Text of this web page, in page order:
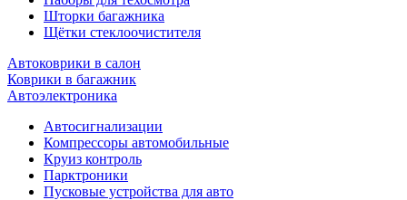
Шторки багажника
Щётки стеклоочистителя
Автоковрики в салон
Коврики в багажник
Автоэлектроника
Автосигнализации
Компрессоры автомобильные
Круиз контроль
Парктроники
Пусковые устройства для авто